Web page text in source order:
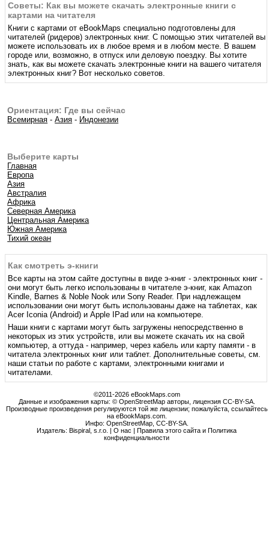
Советы: Как вы можете скачать электронные книги с
картами на читателя
Книги с картами от eBookMaps специально подготовлены для
читателей (ридеров) электронных книг. С помощью этих читателей вы
можете использовать их в любое время и в любом месте. В вашем
городе или, возможно, в отпуск или деловую поездку. Вы хотите
знать, как вы можете скачать электронные книги на вашего читателя
электронных книг? Вот несколько советов.
Ориентация: Где вы сейчас
Всемирная -Азия - Индонезии
Выберите карты
Главная
Европа
Азия
Австралия
Африка
Северная Америка
Центральная Америка
Южная Америка
Тихий океан
Как смотреть э-книги
Все карты на этом сайте доступны в виде э-книг - электронных книг -
они могут быть легко использованы в читателе э-книг, как Amazon
Kindle, Barnes & Noble Nook или Sony Reader. При надлежащем
использовании они могут быть использованы даже на таблетах, как
Acer Iconia (Android) и Apple IPad или на компьютере.
Наши книги с картами могут быть загружены непосредственно в
некоторых из этих устройств, или вы можете скачать их на свой
компьютер, а оттуда - например, через кабель или карту памяти - в
читатела электронных книг или таблет. Дополнительные советы, см.
наши статьи по работе с картами, электронными книгами и
читателами.
©2011-2026 eBookMaps.com
Данные и изображения карты: © OpenStreetMap авторы, лицензия CC-BY-SA.
Производные произведения регулируются той же лицензии; пожалуйста, ссылайтесь
на eBookMaps.com.
Инфо: OpenStreetMap, CC-BY-SA.
Издатель: Bispiral, s.r.o. |О нас |Правила этого сайта и Политика
конфиденциальности